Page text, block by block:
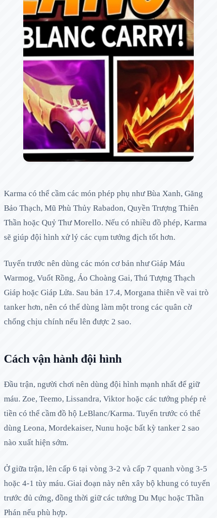
Karma có thể cầm các món phép phụ như Bùa Xanh, Găng
Bảo Thạch, Mũ Phù Thủy Rabadon, Quyền Trượng Thiên
Thần hoặc Quỷ Thư Morello. Nếu có nhiều đồ phép, Karma
sẽ giúp đội hình xử lý các cụm tướng địch tốt hơn.
Tuyến trước nên dùng các món cơ bản như Giáp Máu
Warmog, Vuốt Rồng, Áo Choàng Gai, Thú Tượng Thạch
Giáp hoặc Giáp Lửa. Sau bản 17.4, Morgana thiên về vai trò
tanker hơn, nên có thể dùng làm một trong các quân cờ
chống chịu chính nếu lên được 2 sao.
Cách vận hành đội hình
Đầu trận, người chơi nên dùng đội hình mạnh nhất để giữ
máu. Zoe, Teemo, Lissandra, Viktor hoặc các tướng phép rẻ
tiền có thể cầm đồ hộ LeBlanc/Karma. Tuyến trước có thể
dùng Leona, Mordekaiser, Nunu hoặc bất kỳ tanker 2 sao
nào xuất hiện sớm.
Ở giữa trận, lên cấp 6 tại vòng 3-2 và cấp 7 quanh vòng 3-5
hoặc 4-1 tùy máu. Giai đoạn này nên xây bộ khung có tuyến
trước đủ cứng, đồng thời giữ các tướng Du Mục hoặc Thần
Phán nếu phù hợp.